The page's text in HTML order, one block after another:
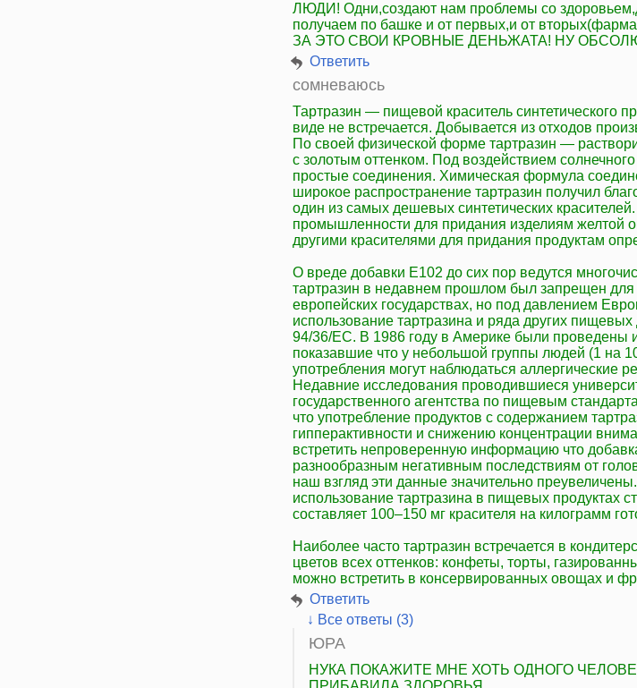
ЛЮДИ! Одни,создают нам проблемы со
получаем по башке и от первых,и от
ЗА ЭТО СВОИ КРОВНЫЕ ДЕНЬЖАТА! НУ
Ответить
сомневаюсь
Тартразин — пищевой краситель синтетического
виде не встречается. Добывается из отходов
По своей физической форме тартразин —
с золотым оттенком. Под воздействием
простые соединения. Химическая формула
широкое распространение тартразин получил
один из самых дешевых синтетических
промышленности для придания изделиям желтой
другими красителями для придания продуктам
О вреде добавки E102 до сих пор ведутся
тартразин в недавнем прошлом был запрещен для
европейских государствах, но под давлением
использование тартразина и ряда других
94/36/EC. В 1986 году в Америке были проведены
показавшие что у небольшой группы людей (1 на
употребления могут наблюдаться аллергические
Недавние исследования проводившиеся
государственного агентства по пищевым
что употребление продуктов с содержанием
гипперактивности и снижению концентрации
встретить непроверенную информацию что
разнообразным негативным последствиям от
наш взгляд эти данные значительно
использование тартразина в пищевых продуктах
составляет 100–150 мг красителя на килограмм
Наиболее часто тартразин встречается в
цветов всех оттенков: конфеты, торты,
можно встретить в консервированных овощах и
Ответить
↓ Все ответы (3)
ЮРА
НУКА ПОКАЖИТЕ МНЕ ХОТЬ ОДНОГО